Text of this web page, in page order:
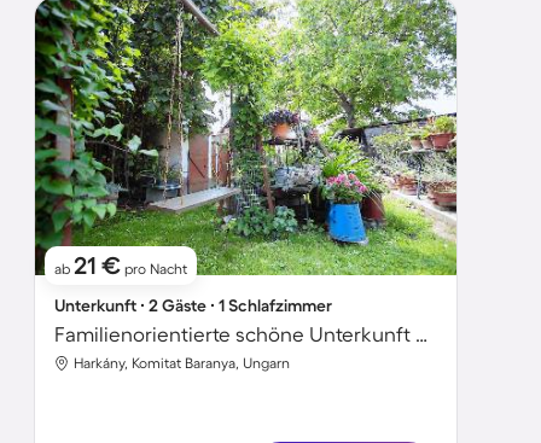
ab 21 € pro Nacht
Unterkunft ∙ 2 Gäste ∙ 1 Schlafzimmer
Familienorientierte schöne Unterkunft mit Garten und Terrasse
Harkány, Komitat Baranya, Ungarn